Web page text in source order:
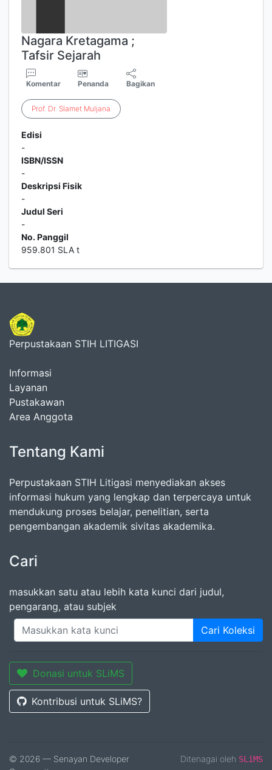
Nagara Kretagama ;
Tafsir Sejarah
Komentar Penanda Bagikan
Prof. Dr. Slamet Muljana
Edisi
-
ISBN/ISSN
-
Deskripsi Fisik
-
Judul Seri
-
No. Panggil
959.801 SLA t
Perpustakaan STIH LITIGASI
Informasi
Layanan
Pustakawan
Area Anggota
Tentang Kami
Perpustakaan STIH Litigasi menyediakan akses
informasi hukum yang lengkap dan terpercaya untuk
mendukung proses belajar, penelitian, serta
pengembangan akademik sivitas akademika.
Cari
masukkan satu atau lebih kata kunci dari judul,
pengarang, atau subjek
Cari Koleksi
Donasi untuk SLiMS
Kontribusi untuk SLiMS?
© 2026 — Senayan Developer
Ditenagai oleh SLiMS